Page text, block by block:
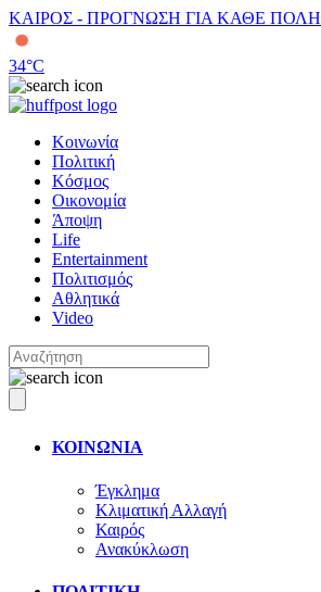
ΚΑΙΡΟΣ - ΠΡΟΓΝΩΣΗ ΓΙΑ ΚΑΘΕ ΠΟΛΗ
34°C
Κοινωνία
Πολιτική
Κόσμος
Οικονομία
Άποψη
Life
Entertainment
Πολιτισμός
Αθλητικά
Video
ΚΟΙΝΩΝΙΑ
Έγκλημα
Κλιματική Αλλαγή
Καιρός
Ανακύκλωση